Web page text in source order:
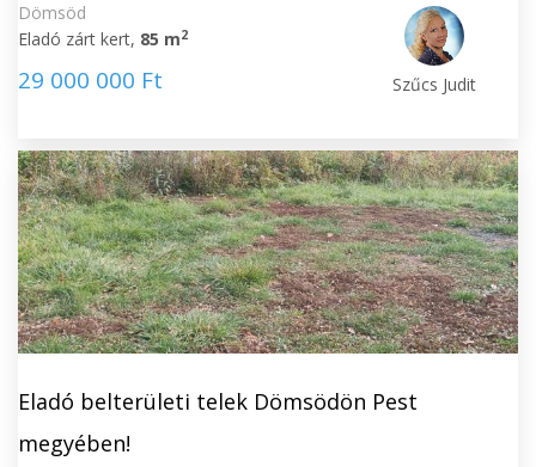
Dömsöd
Eladó zárt kert, 85 m2
29 000 000 Ft Szűcs Judit
Eladó belterületi telek Dömsödön Pest
megyében!